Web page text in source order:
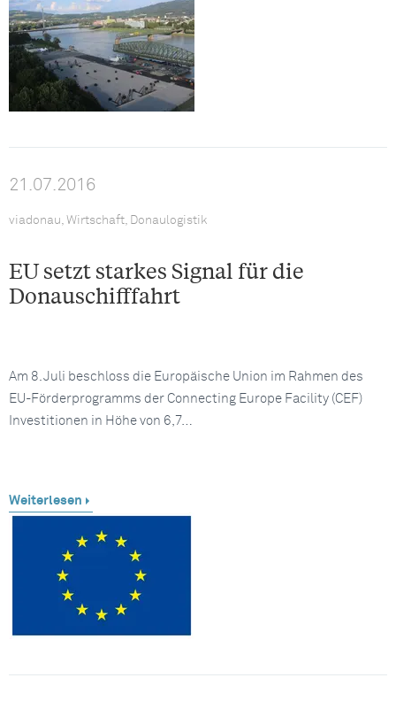
21.07.2016
viadonau, Wirtschaft, Donaulogistik
EU setzt starkes Signal für die
Donauschifffahrt
Am 8. Juli beschloss die Europäische Union im Rahmen des
EU-Förderprogramms der Connecting Europe Facility (CEF)
Investitionen in Höhe von 6,7…
Weiterlesen